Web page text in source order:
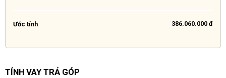
Ước tính 386.060.000 đ
TÍNH VAY TRẢ GÓP